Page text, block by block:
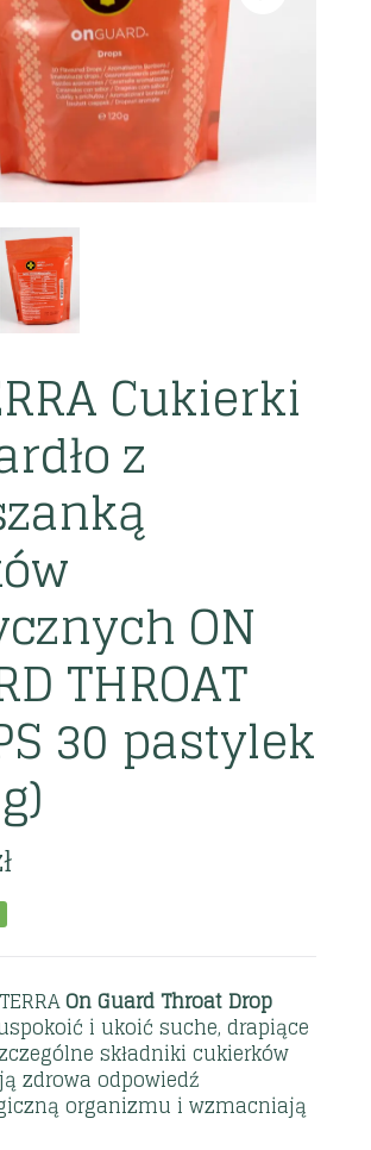
Cukierki
z
ON
THROAT
30 pastylek
On Guard Throat Drop
i ukoić suche, drapiące
składniki cukierków
zdrowa odpowiedź
organizmu i wzmacniają